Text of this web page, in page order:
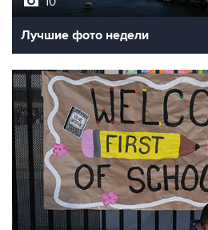
Лучшие фото недели